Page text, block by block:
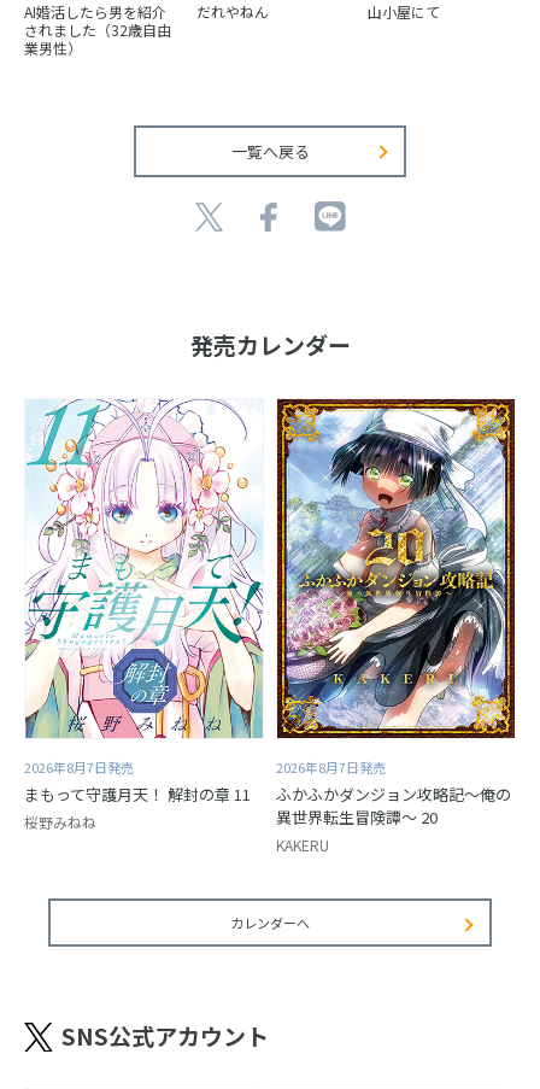
AI婚活したら男を紹介
されました（32歳自由
業男性）
だれやねん 山小屋にて
一覧へ戻る
発売カレンダー
2026年8月7日発売
まもって守護月天！ 解封の章 11
桜野みねね
2026年8月7日発売
ふかふかダンジョン攻略記～俺の
異世界転生冒険譚～ 20
KAKERU
カレンダーへ
SNS公式アカウント